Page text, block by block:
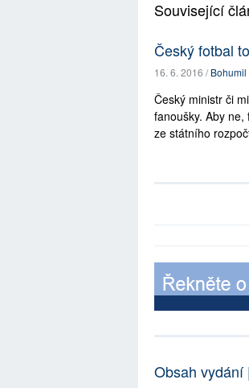
Související
Český fotbal
16. 6. 2016 /
Český ministr či
fanoušky. Aby
ze státního
Obsah vydání